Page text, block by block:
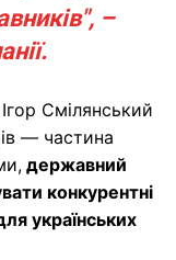
–
Смілянський
— частина
державний
конкурентні
українських